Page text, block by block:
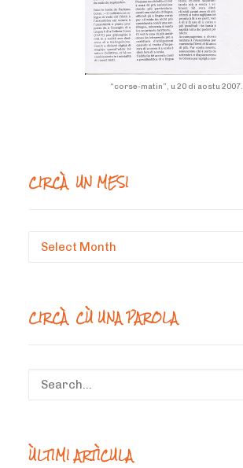
“corse-matin”, u 20 di aostu 2007.
CIRCÀ UN MESI
Circà
CIRCÀ CÙ UNA PAROLA
ÙLTIMI ARTÌCULA